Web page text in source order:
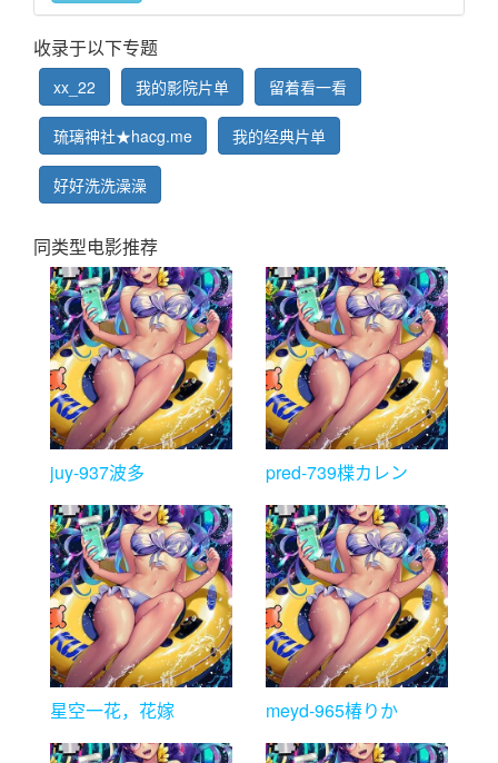
收录于以下专题
xx_22 我的影院片单 留着看一看
琉璃神社★hacg.me 我的经典片单
好好洗洗澡澡
同类型电影推荐
juy-937波多 pred-739楪カレン
星空一花，花嫁 meyd-965椿りか